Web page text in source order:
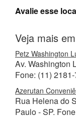
Avalie esse
Veja mais
Petz Washington
Av. Washington
Fone: (11)
Azerutan
Rua Helena do
Paulo - SP.